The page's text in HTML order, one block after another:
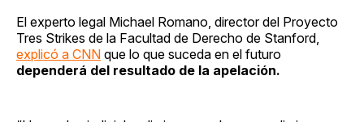
El experto legal Michael Romano, director del Proyecto
Tres Strikes de la Facultad de Derecho de Stanford,
explicó a CNN que lo que suceda en el futuro
dependerá del resultado de la apelación.